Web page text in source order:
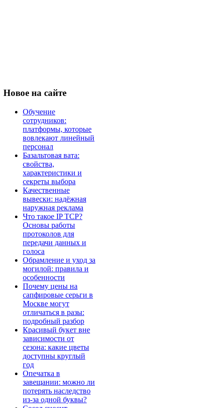
Новое на сайте
Обучение
сотрудников:
платформы, которые
вовлекают линейный
персонал
Базальтовая вата:
свойства,
характеристики и
секреты выбора
Качественные
вывески: надёжная
наружная реклама
Что такое IP TCP?
Основы работы
протоколов для
передачи данных и
голоса
Обрамление и уход за
могилой: правила и
особенности
Почему цены на
сапфировые серьги в
Москве могут
отличаться в разы:
подробный разбор
Красивый букет вне
зависимости от
сезона: какие цветы
доступны круглый
год
Опечатка в
завещании: можно ли
потерять наследство
из-за одной буквы?